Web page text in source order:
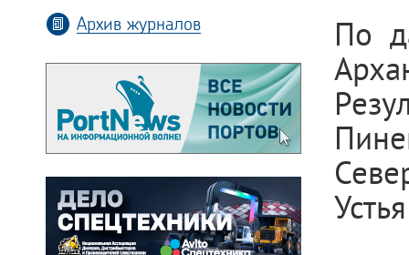
Архив журналов
По